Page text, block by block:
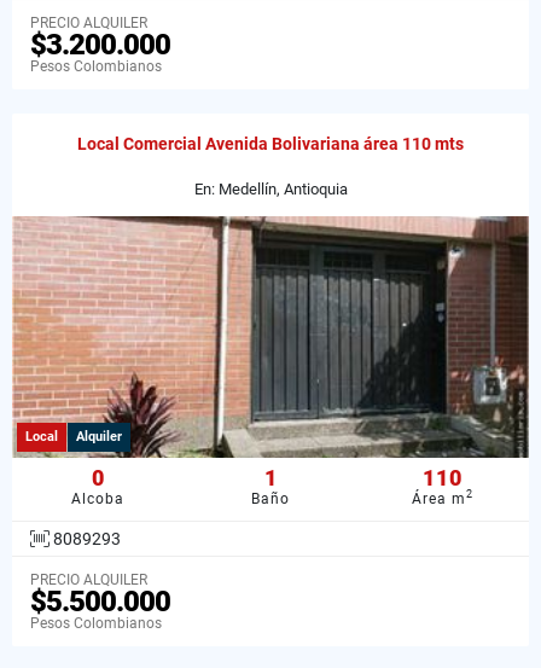
PRECIO ALQUILER
$3.200.000
Pesos Colombianos
Local Comercial Avenida Bolivariana área 110 mts
En: Medellín, Antioquia
Local Alquiler
0
Alcoba
1
Baño
110
Área m2
8089293
PRECIO ALQUILER
$5.500.000
Pesos Colombianos